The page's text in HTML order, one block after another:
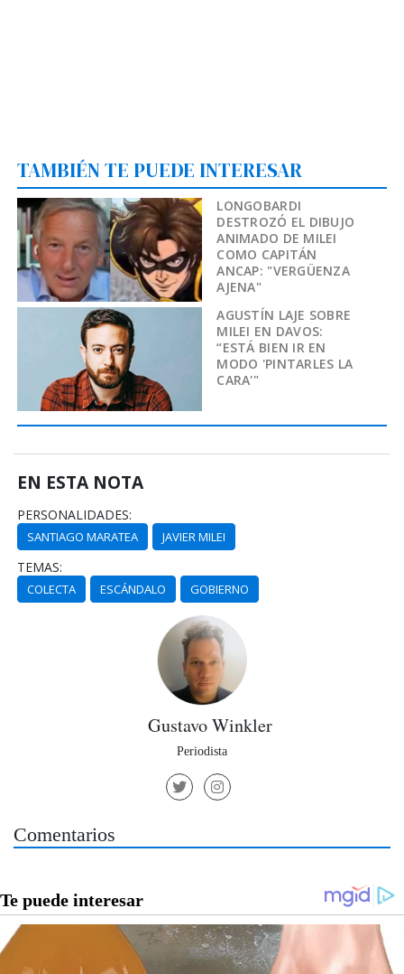
TAMBIÉN TE PUEDE INTERESAR
LONGOBARDI
DESTROZÓ EL DIBUJO
ANIMADO DE MILEI
COMO CAPITÁN
ANCAP: "VERGÜENZA
AJENA"
AGUSTÍN LAJE SOBRE
MILEI EN DAVOS:
“ESTÁ BIEN IR EN
MODO 'PINTARLES LA
CARA'"
EN ESTA NOTA
PERSONALIDADES:
SANTIAGO MARATEA JAVIER MILEI
TEMAS:
COLECTA ESCÁNDALO GOBIERNO
Gustavo Winkler
Periodista
Comentarios